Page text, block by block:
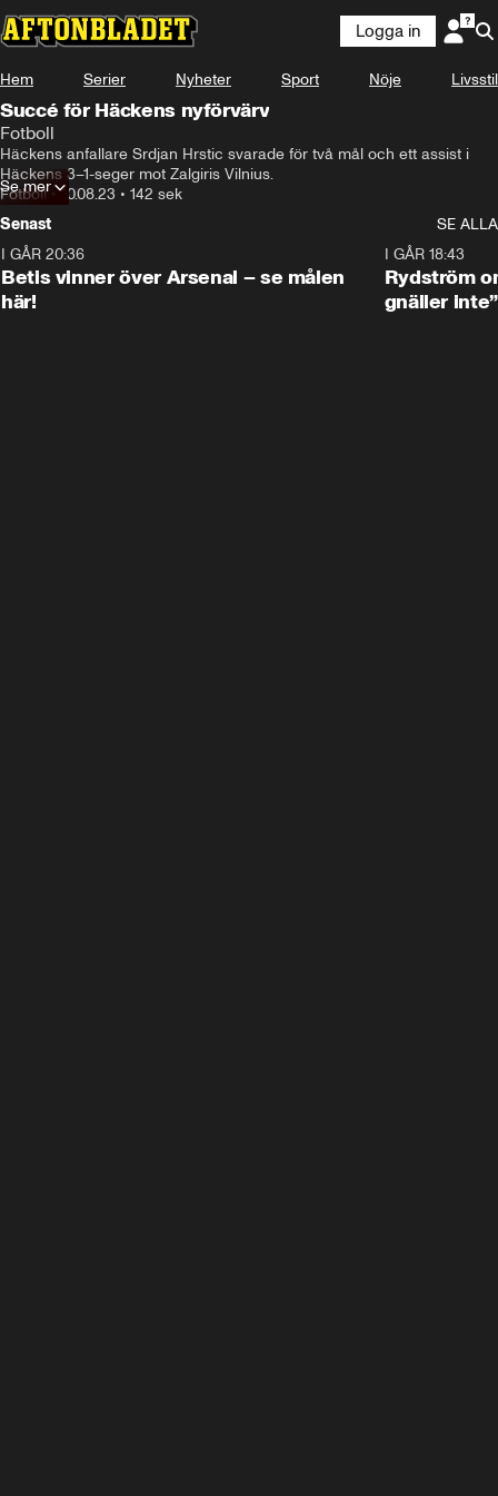
Logga in
Hem Serier Nyheter Sport Nöje Livsstil
Succé för Häckens nyförvärv
Fotboll
Häckens anfallare Srdjan Hrstic svarade för två mål och ett assist i
Häckens 3–1-seger mot Zalgiris Vilnius.
Fotboll•10.08.23 • 142 sek
Se mer
Senast
SE ALLA
I GÅR 20:36
Betis vinner över Arsenal – se målen
här!
I GÅR 18:43
Rydström
gnäller inte”